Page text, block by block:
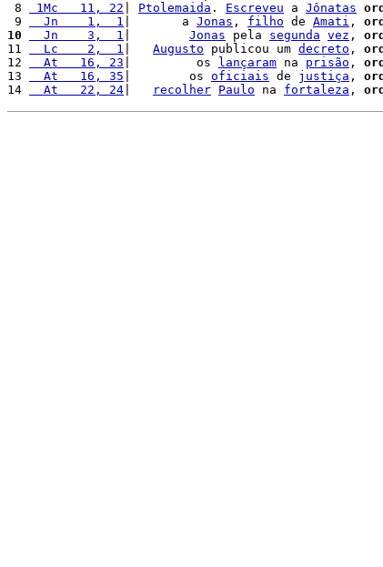
8
1Mc   11, 22 Ptolemaida . Escreveu a Jônatas
9
  Jn    1,  1
|       a Jonas , filho de Amati ,
10
  Jn    3,  1
Jonas pela segunda vez ,
11
  Lc    2,  1
Augusto publicou um decreto ,
12
  At   16, 23
|         os lançaram na prisão ,
13
  At   16, 35
|        os oficiais de justiça ,
14
  At   22, 24
recolher Paulo na fortaleza ,